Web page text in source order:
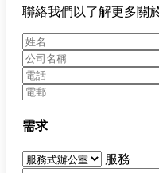
聯絡我們以了解更多關
需求
服務